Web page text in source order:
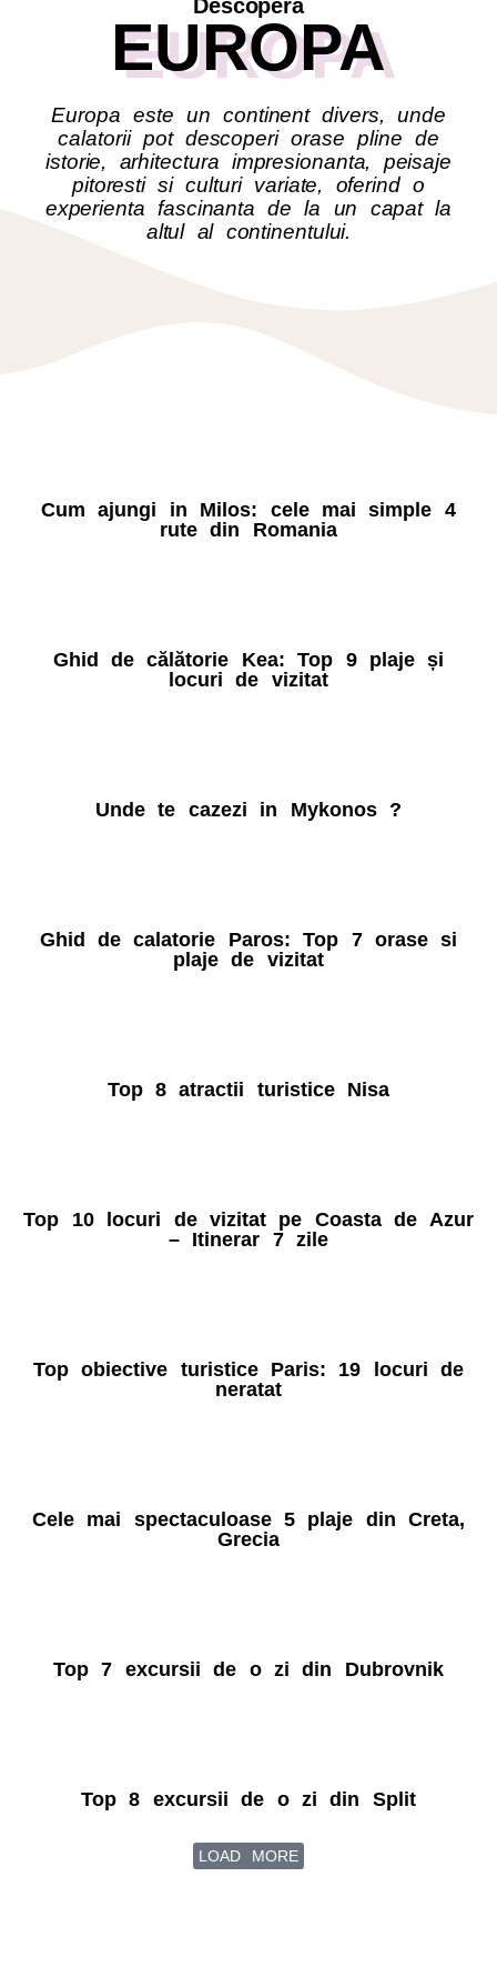
Descopera
EUROPA
Europa este un continent divers, unde
calatorii pot descoperi orase pline de
istorie, arhitectura impresionanta, peisaje
pitoresti si culturi variate, oferind o
experienta fascinanta de la un capat la
altul al continentului.
Cum ajungi in Milos: cele mai simple 4
rute din Romania
Ghid de călătorie Kea: Top 9 plaje și
locuri de vizitat
Unde te cazezi in Mykonos ?
Ghid de calatorie Paros: Top 7 orase si
plaje de vizitat
Top 8 atractii turistice Nisa
Top 10 locuri de vizitat pe Coasta de Azur
– Itinerar 7 zile
Top obiective turistice Paris: 19 locuri de
neratat
Cele mai spectaculoase 5 plaje din Creta,
Grecia
Top 7 excursii de o zi din Dubrovnik
Top 8 excursii de o zi din Split
LOAD MORE